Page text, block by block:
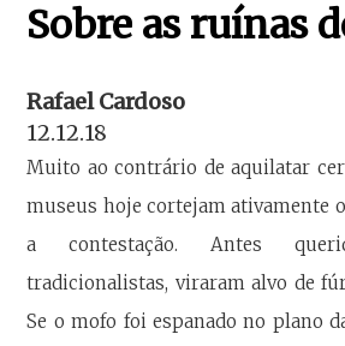
Sobre as ruínas
Rafael Cardoso
12.12.18
Muito ao contrário de aquilatar
museus hoje cortejam ativamente
a contestação. Antes
tradicionalistas, viraram alvo de
Se o mofo foi espanado no plano